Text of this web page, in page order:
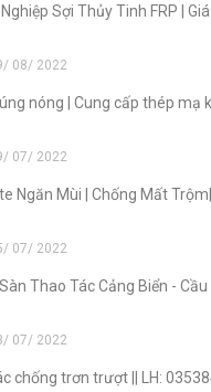
Sợi Thủy Tinh FRP |
08/ 2022
nóng | Cung cấp thép mạ
07/ 2022
Ngăn Mùi | Chống Mất
07/ 2022
Thao Tác Cảng Biển - Cầu
07/ 2022
chống trơn trượt || LH: